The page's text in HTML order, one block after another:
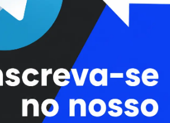
Colaboradores
Cursos
Enviar Dica